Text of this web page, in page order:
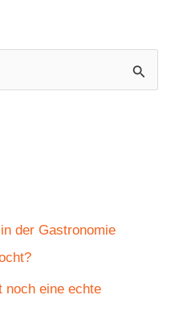
der Gastronomie
noch eine echte